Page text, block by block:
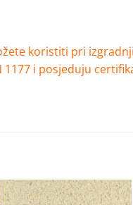
koristiti pri
1177 i posjeduju